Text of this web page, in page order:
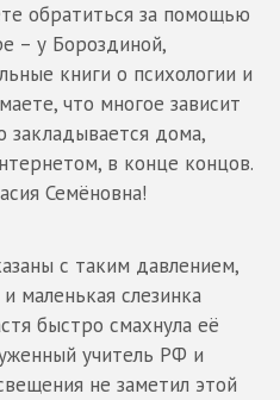
обратиться за помощью
– у Бороздиной,
книги о психологии и
что многое зависит
закладывается дома,
в конце концов.
Семёновна!
с таким давлением,
маленькая слезинка
быстро смахнула её
учитель РФ и
не заметил этой